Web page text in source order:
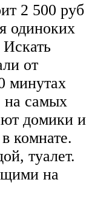
2 500 руб
одиноких
от
минутах
на самых
домики и
комнате.
туалет.
на